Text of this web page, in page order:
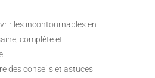
les incontournables en
complète et
des conseils et astuces